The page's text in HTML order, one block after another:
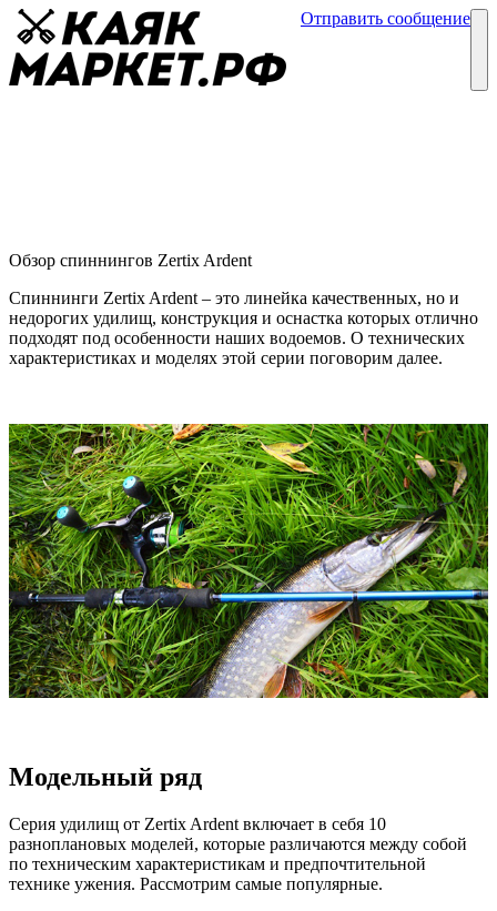
Отправить сообщение
Обзор спиннингов Zertix Ardent
Спиннинги Zertix Ardent – это линейка качественных, но и
недорогих удилищ, конструкция и оснастка которых отлично
подходят под особенности наших водоемов. О технических
характеристиках и моделях этой серии поговорим далее.
Модельный ряд
Серия удилищ от Zertix Ardent включает в себя 10
разноплановых моделей, которые различаются между собой
по техническим характеристикам и предпочтительной
технике ужения. Рассмотрим самые популярные.